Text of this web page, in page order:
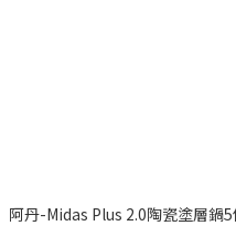
阿丹-Midas Plus 2.0陶瓷塗層鍋